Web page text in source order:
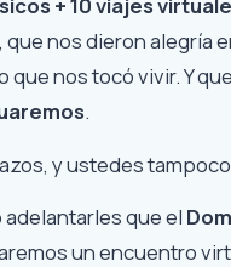
+ 10 viajes
nos dieron alegría
nos tocó vivir. Y
.
y ustedes
que el
un encuentro